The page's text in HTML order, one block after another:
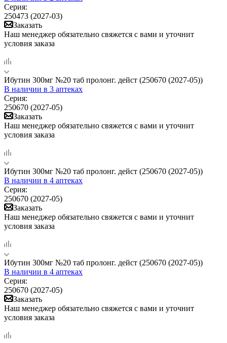
Серия:
250473 (2027-03)
Заказать
Наш менеджер обязательно свяжется с вами и уточнит
условия заказа
Ибутин 300мг №20 таб пролонг. дейст (250670 (2027-05))
В наличии в 3 аптеках
Серия:
250670 (2027-05)
Заказать
Наш менеджер обязательно свяжется с вами и уточнит
условия заказа
Ибутин 300мг №20 таб пролонг. дейст (250670 (2027-05))
В наличии в 4 аптеках
Серия:
250670 (2027-05)
Заказать
Наш менеджер обязательно свяжется с вами и уточнит
условия заказа
Ибутин 300мг №20 таб пролонг. дейст (250670 (2027-05))
В наличии в 4 аптеках
Серия:
250670 (2027-05)
Заказать
Наш менеджер обязательно свяжется с вами и уточнит
условия заказа